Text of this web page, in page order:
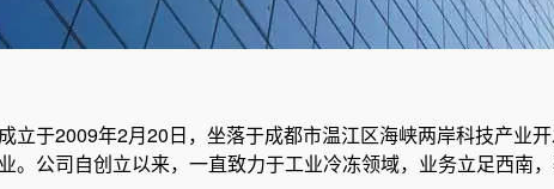
立于2009年2月20日，坐落于成都市温江区海峡两岸科技产业
。公司自创立以来，一直致力于工业冷冻领域，业务立足西南